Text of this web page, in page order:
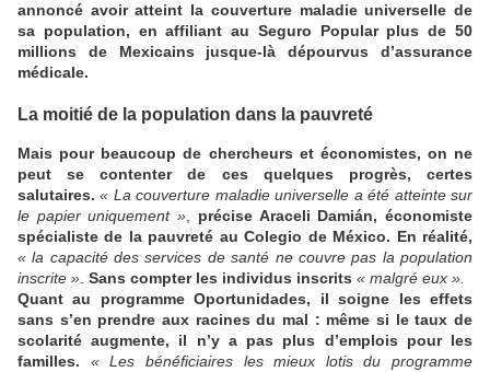
annoncé avoir atteint la couverture maladie universelle de
sa population, en affiliant au Seguro Popular plus de 50
millions de Mexicains jusque-là dépourvus d’assurance
médicale.
La moitié de la population dans la pauvreté
Mais pour beaucoup de chercheurs et économistes, on ne
peut se contenter de ces quelques progrès, certes
salutaires. « La couverture maladie universelle a été atteinte sur
le papier uniquement »
précise Araceli Damián, économiste
spécialiste de la pauvreté au Colegio de México. En réalité,
« la capacité des services de santé ne couvre pas la population
inscrite » Sans compter les individus inscrits « malgré eux ».
Quant au programme Oportunidades, il soigne les effets
sans s’en prendre aux racines du mal : même si le taux de
scolarité augmente, il n’y a pas plus d’emplois pour les
familles.
« Les bénéficiaires les mieux lotis du programme